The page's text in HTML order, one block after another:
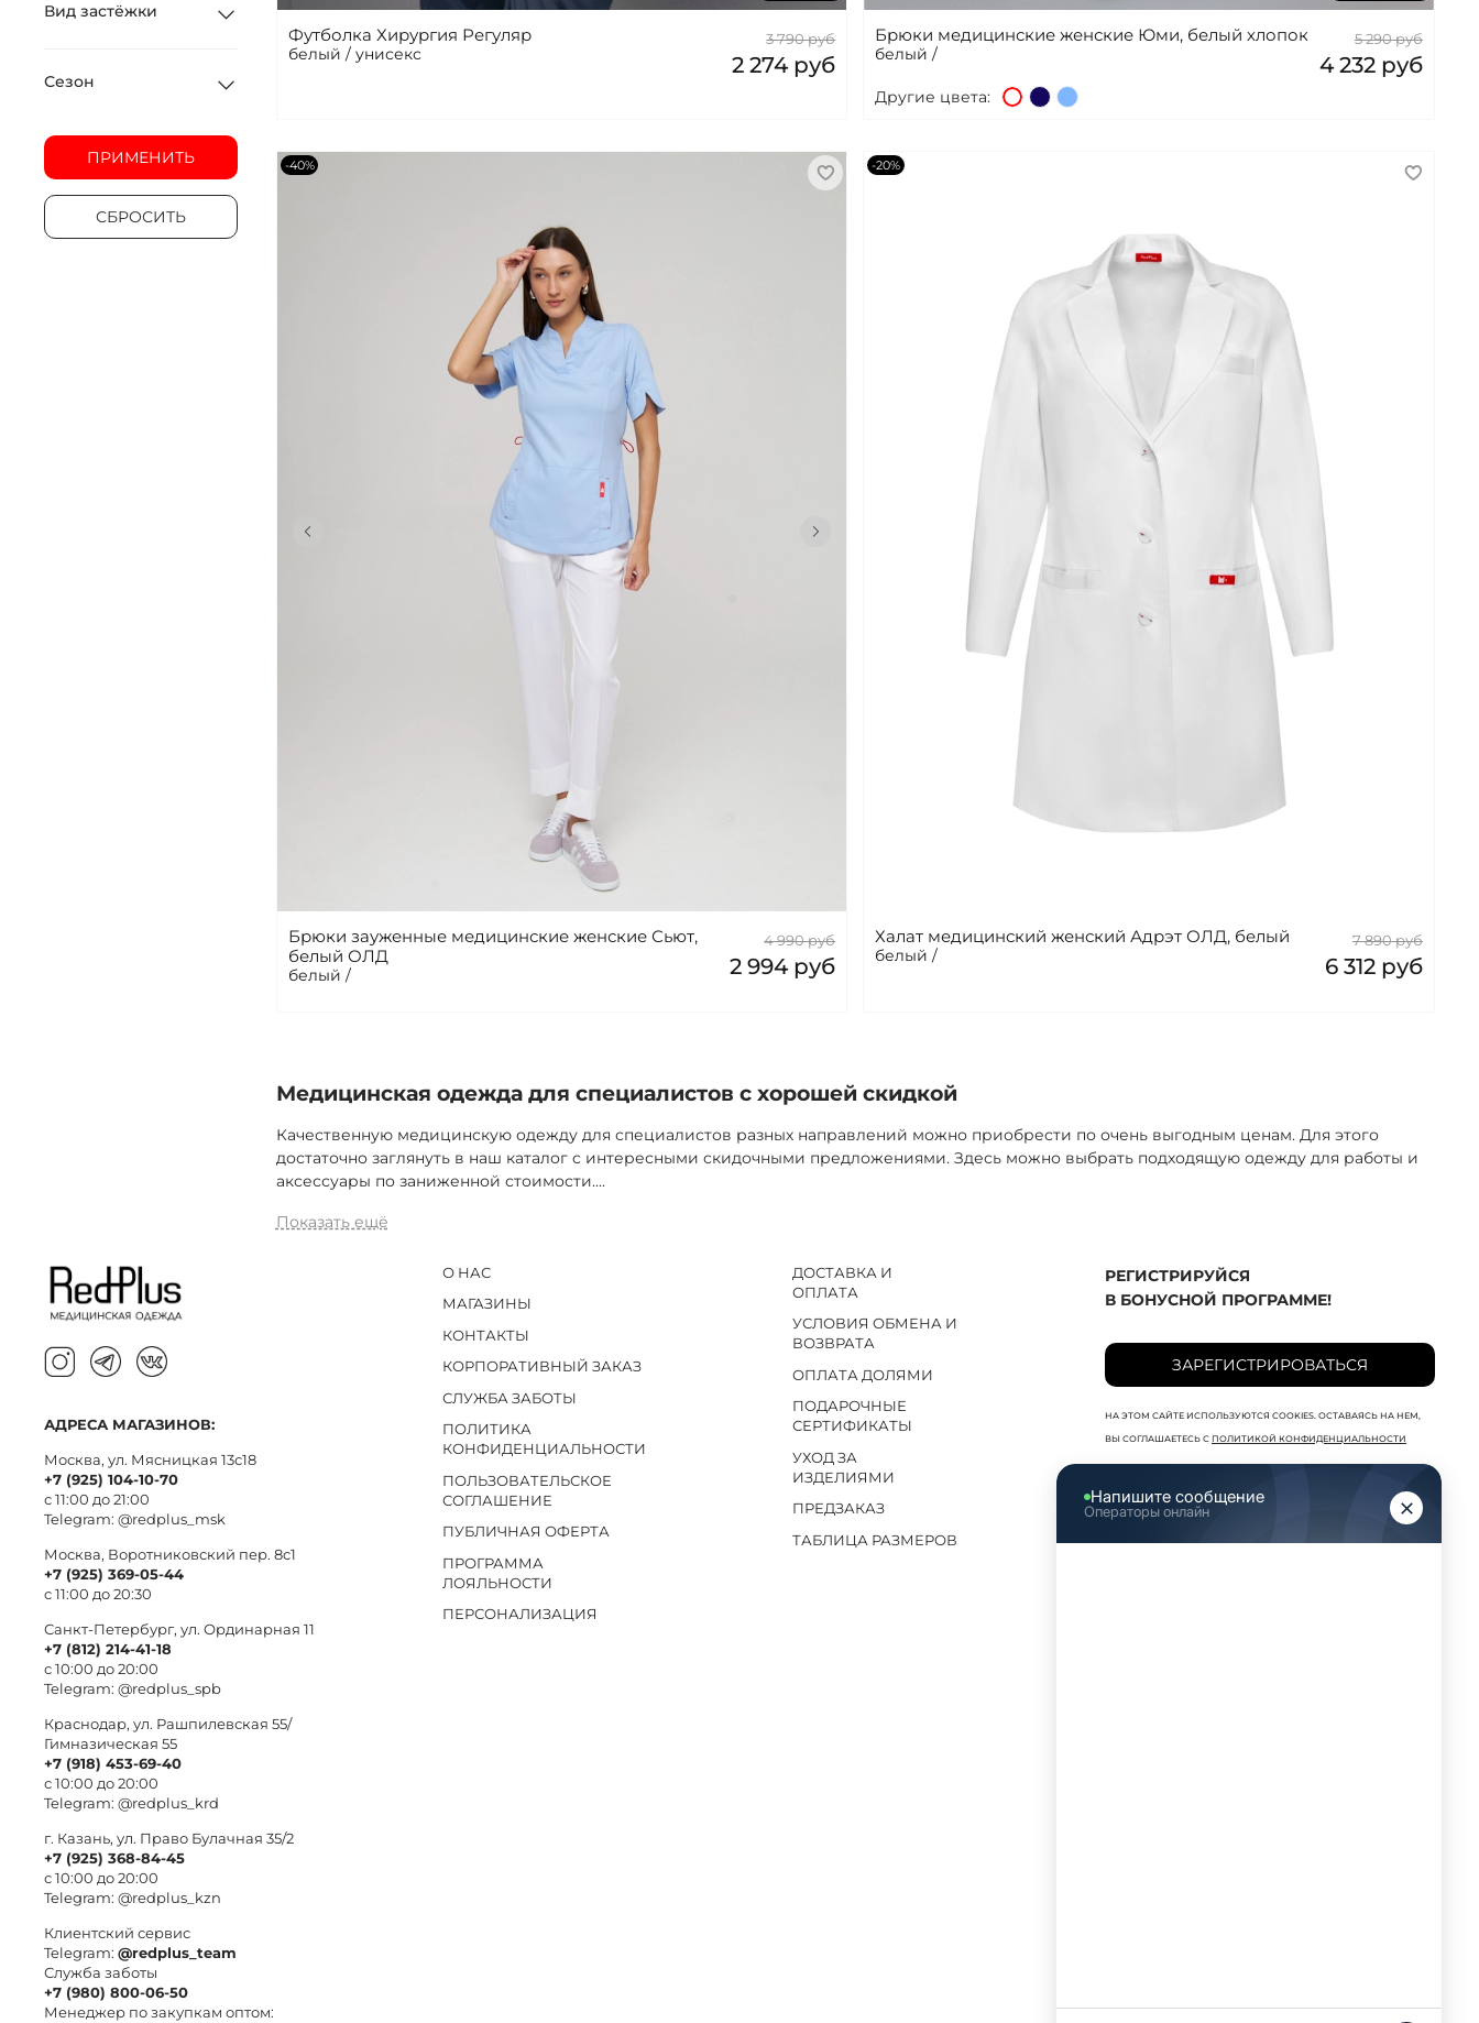
Футболка Хирургия Регуляр
белый / унисекс
3 790 руб
2 274 руб
Брюки медицинские женские Юми, белый хлопок
белый /
5 290 руб
4 232 руб
Другие цвета:
-40%
Брюки зауженные медицинские женские Сьют,
белый ОЛД
белый /
4 990 руб
2 994 руб
-20%
Халат медицинский женский Адрэт ОЛД, белый
белый /
7 890 руб
6 312 руб
Медицинская одежда для специалистов с хорошей скидкой
Качественную медицинскую одежду для специалистов разных направлений можно приобрести по очень выгодным ценам. Для этого
достаточно заглянуть в наш каталог с интересными скидочными предложениями. Здесь можно выбрать подходящую одежду для работы и
аксессуары по заниженной стоимости....
Показать ещё
Вид застёжки
Сезон
ПРИМЕНИТЬ
СБРОСИТЬ
О НАС
МАГАЗИНЫ
КОНТАКТЫ
КОРПОРАТИВНЫЙ ЗАКАЗ
СЛУЖБА ЗАБОТЫ
ПОЛИТИКА
КОНФИДЕНЦИАЛЬНОСТИ
ПОЛЬЗОВАТЕЛЬСКОЕ
СОГЛАШЕНИЕ
ПУБЛИЧНАЯ ОФЕРТА
ПРОГРАММА
ЛОЯЛЬНОСТИ
ПЕРСОНАЛИЗАЦИЯ
ДОСТАВКА И
ОПЛАТА
УСЛОВИЯ ОБМЕНА И
ВОЗВРАТА
ОПЛАТА ДОЛЯМИ
ПОДАРОЧНЫЕ
СЕРТИФИКАТЫ
УХОД ЗА
ИЗДЕЛИЯМИ
ПРЕДЗАКАЗ
ТАБЛИЦА РАЗМЕРОВ
РЕГИСТРИРУЙСЯ
В БОНУСНОЙ ПРОГРАММЕ!
ЗАРЕГИСТРИРОВАТЬСЯ
НА ЭТОМ САЙТЕ ИСПОЛЬЗУЮТСЯ COOKIES. ОСТАВАЯСЬ НА НЕМ,
ВЫ СОГЛАШАЕТЕСЬ С ПОЛИТИКОЙ КОНФИДЕНЦИАЛЬНОСТИ
АДРЕСА МАГАЗИНОВ:
Москва, ул. Мясницкая 13с18
+7 (925) 104-10-70
с 11:00 до 21:00
Telegram: @redplus_msk
Москва, Воротниковский пер. 8c1
+7 (925) 369-05-44
с 11:00 до 20:30
Санкт-Петербург, ул. Ординарная 11
+7 (812) 214-41-18
с 10:00 до 20:00
Telegram: @redplus_spb
Краснодар, ул. Рашпилевская 55/
Гимназическая 55
+7 (918) 453-69-40
с 10:00 до 20:00
Telegram: @redplus_krd
г. Казань, ул. Право Булачная 35/2
+7 (925) 368-84-45
с 10:00 до 20:00
Telegram: @redplus_kzn
Клиентский сервис
Telegram: @redplus_team
Служба заботы
+7 (980) 800-06-50
Менеджер по закупкам оптом: